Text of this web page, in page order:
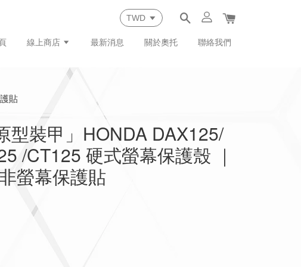
線上商店 最新消息 關於奧托 聯絡我們
貼
型裝甲」HONDA DAX125/
/CT125 硬式螢幕保護殼 ｜
螢幕保護貼